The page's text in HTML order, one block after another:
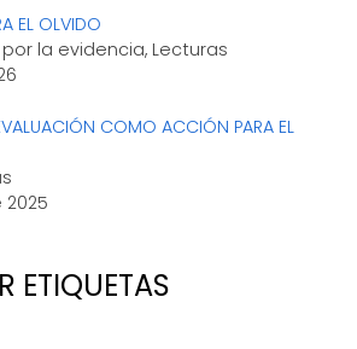
EL OLVIDO
la evidencia, Lecturas
COMO ACCIÓN PARA EL
ETIQUETAS